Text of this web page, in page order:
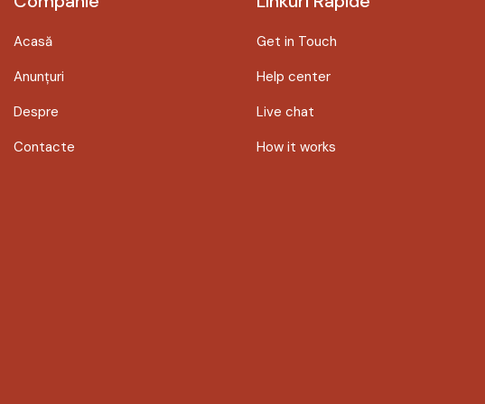
Acasă
Anunțuri
Despre
Contacte
Get in Touch
Help center
Live chat
How it works